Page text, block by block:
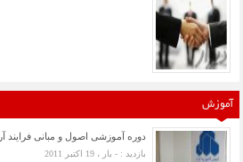
آموزش
دوره آموزشی اصول و مبانی فرایند
بازدید : - بار ، 19 اکتبر 2011